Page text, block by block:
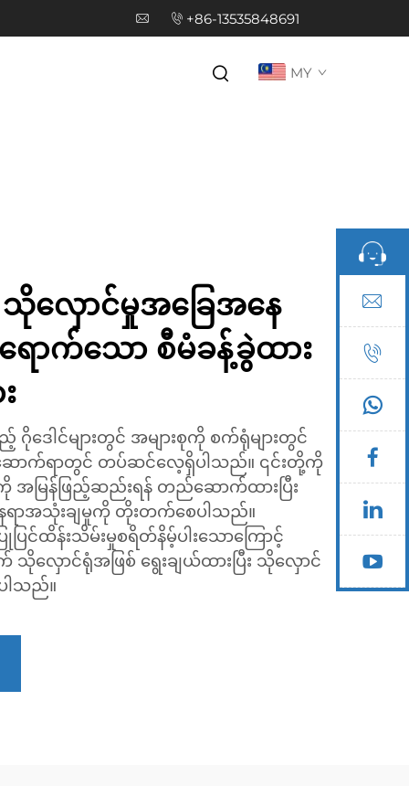
+86-13535848691
MY
သိုလှောင်မှုအခြေအနေ
ာက်သော စီမံခန့်ခွဲထား
ဒေါင်များတွင် အများစုကို စက်ရုံများတွင်
ာက်ရာတွင် တပ်ဆင်လေ့ရှိပါသည်။ ၎င်းတို့ကို
အမြန်ဖြည့်ဆည်းရန် တည်ဆောက်ထားပြီး
ေရာအသုံးချမှုကို တိုးတက်စေပါသည်။
ြင်ထိန်းသိမ်းမှုစရိတ်နိမ့်ပါးသောကြောင့်
က် သိုလှောင်ရုံအဖြစ် ရွေးချယ်ထားပြီး သိုလှောင်
ါသည်။